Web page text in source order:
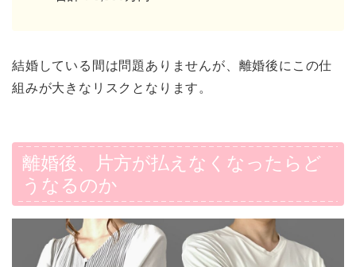
結婚している間は問題ありませんが、離婚後にこの仕
組みが大きなリスクとなります。
離婚後、片方が払えなくなったらど
うなるのか